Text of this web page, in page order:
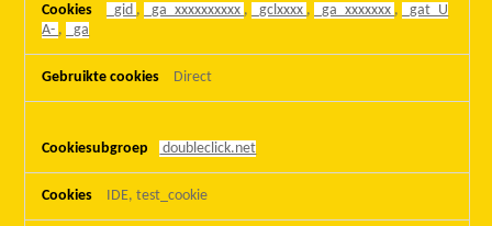
_gid , _ga_xxxxxxxxxx , _gclxxxx , _ga_xxxxxxx ,
_gat_U
A- , _ga
Direct
doubleclick.net
IDE, test_cookie